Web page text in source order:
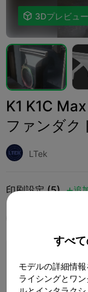
 3Dプレビュー
K1 K1C
ファンダク
LTek
印刷設定 (5) 追
ル
すべ
モデルの詳細情
ライシングとワ